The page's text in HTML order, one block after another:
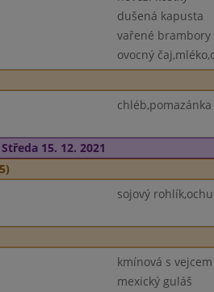
dušená kapusta
vařené brambory
ovocný
Středa 15. 12. 2021
sojový
kmínová s vejcem
mexický guláš